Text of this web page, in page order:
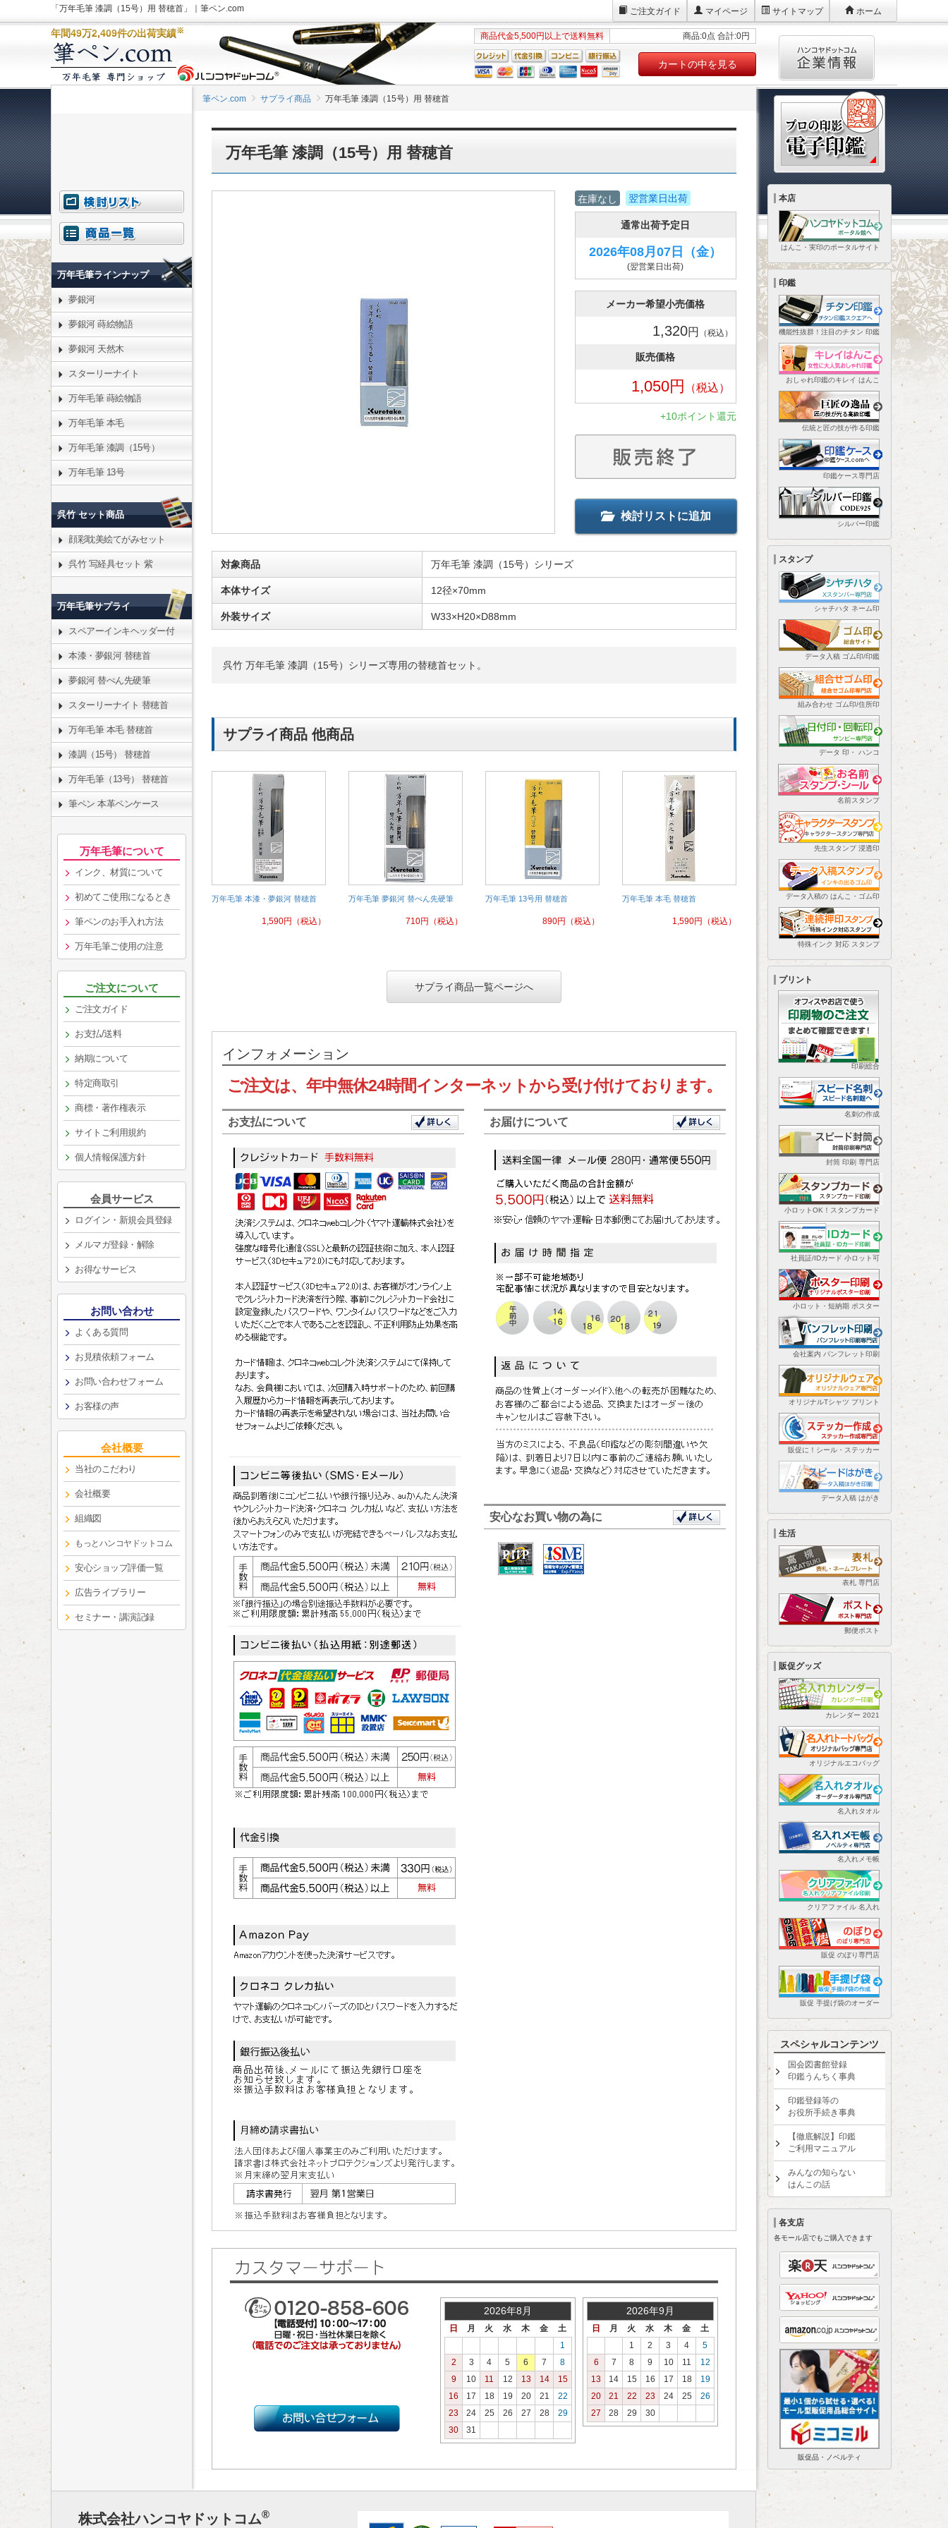
「万年毛筆 漆調（15号）用 替穂首」｜筆ペン.com ご注文ガイド マイページ サイトマップ ホーム
年間49万2,409件の出荷実績※
商品代金5,500円以上で送料無料 商品:0点 合計:0円
カートの中を見る
筆ペン.com サプライ商品 万年毛筆 漆調（15号）用 替穂首
万年毛筆 漆調（15号）用 替穂首
在庫なし 翌営業日出荷
通常出荷予定日
2026年08月07日 （金）
(翌営業日出荷)
メーカー希望小売価格
1,320円 （税込）
販売価格
1,050円 （税込）
+10ポイント還元
検討リストに追加
対象商品 万年毛筆 漆調（15号）シリーズ
本体サイズ 12径×70mm
外装サイズ W33×H20×D88mm
呉竹 万年毛筆 漆調（15号）シリーズ専用の替穂首セット。
サプライ商品 他商品
万年毛筆 本漆・夢銀河 替穂首
1,590円 （税込）
万年毛筆 夢銀河 替ぺん先硬筆
710円 （税込）
万年毛筆 13号用 替穂首
890円 （税込）
万年毛筆 本毛 替穂首
1,590円 （税込）
サプライ商品一覧ページへ
インフォメーション
ご注文は、年中無休24時間インターネットから受け付けております。
お支払について お届けについて
安心なお買い物の為に
2026年8月
日 月 火 水 木 金
土
1
2
3 4 5 6 7
8
9
10 11 12 13 14
15
16
17 18 19 20 21
22
23
24 25 26 27 28
29
30
31
2026年9月
日 月 火 水 木 金
土
1
2 3 4
5
6
7 8 9 10 11
12
13
14 15 16 17 18
19
20
21 22 23 24 25
26
27
28 29 30
万年毛筆ラインナップ
夢銀河
夢銀河 蒔絵物語
夢銀河 天然木
スターリーナイト
万年毛筆 蒔絵物語
万年毛筆 本毛
万年毛筆 漆調（15号）
万年毛筆 13号
呉竹 セット商品
顔彩耽美絵てがみセット
呉竹 写経具セット 紫
万年毛筆サプライ
スペアーインキヘッダー付
本漆・夢銀河 替穂首
夢銀河 替ぺん先硬筆
スターリーナイト 替穂首
万年毛筆 本毛 替穂首
漆調（15号） 替穂首
万年毛筆（13号） 替穂首
筆ペン 本革ペンケース
万年毛筆について
インク、材質について
初めてご使用になるとき
筆ペンのお手入れ方法
万年毛筆ご使用の注意
ご注文について
ご注文ガイド
お支払/送料
納期について
特定商取引
商標・著作権表示
サイトご利用規約
個人情報保護方針
会員サービス
ログイン・新規会員登録
メルマガ登録・解除
お得なサービス
お問い合わせ
よくある質問
お見積依頼フォーム
お問い合わせフォーム
お客様の声
会社概要
当社のこだわり
会社概要
組織図
もっとハンコヤドットコム
安心ショップ評価一覧
広告ライブラリー
セミナー・講演記録
本店
はんこ・実印のポータルサイト
印鑑
機能性抜群！注目のチタン 印鑑
おしゃれ印鑑のキレイ はんこ
伝統と匠の技が作る印鑑
印鑑ケース専門店
シルバー印鑑
スタンプ
シャチハタ ネーム印
データ入稿 ゴム印/印鑑
組み合わせ ゴム印/住所印
データ 印・ ハンコ
名前スタンプ
先生スタンプ 浸透印
データ入稿の はんこ・ゴム印
特殊インク 対応 スタンプ
プリント
印刷総合
名刺の作成
封筒 印刷 専門店
小ロットOK！スタンプカード
社員証/IDカード 小ロット可
小ロット・短納期 ポスター
会社案内 パンフレット印刷
オリジナルTシャツ プリント
販促に！シール・ステッカー
データ入稿 はがき
生活
表札 専門店
郵便ポスト
販促グッズ
カレンダー 2021
オリジナルエコバッグ
名入れタオル
名入れメモ帳
クリアファイル 名入れ
販促 のぼり専門店
販促 手提げ袋のオーダー
スペシャルコンテンツ
国会図書館登録
印鑑うんちく事典
印鑑登録等の
お役所手続き事典
【徹底解説】印鑑
ご利用マニュアル
みんなの知らない
はんこの話
各支店
各モール店でもご購入できます
販促品・ノベルティ
株式会社ハンコヤドットコム®